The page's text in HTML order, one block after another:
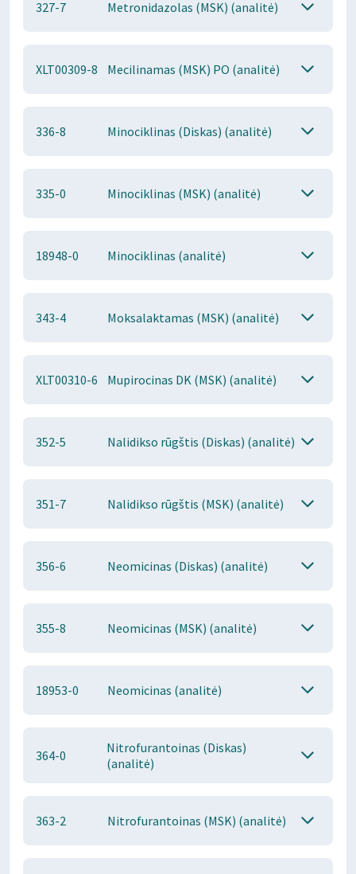
327-7 Metronidazolas (MSK) (analitė)
XLT00309-8 Mecilinamas (MSK) PO (analitė)
336-8 Minociklinas (Diskas) (analitė)
335-0 Minociklinas (MSK) (analitė)
18948-0 Minociklinas (analitė)
343-4 Moksalaktamas (MSK) (analitė)
XLT00310-6 Mupirocinas DK (MSK) (analitė)
352-5 Nalidikso rūgštis (Diskas) (analitė)
351-7 Nalidikso rūgštis (MSK) (analitė)
356-6 Neomicinas (Diskas) (analitė)
355-8 Neomicinas (MSK) (analitė)
18953-0 Neomicinas (analitė)
364-0
Nitrofurantoinas (Diskas)
(analitė)
363-2 Nitrofurantoinas (MSK) (analitė)